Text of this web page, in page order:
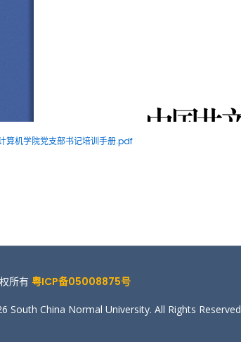
算机学院党支部书记培训手册.pdf
所有 粤ICP备05008875号
South China Normal University. All Rights Reserved